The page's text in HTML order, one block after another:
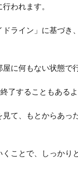
われます。
ライン」に基づき
に何もない状態で
了することもあるよ
て、もとからあっ
ことで、しっかり